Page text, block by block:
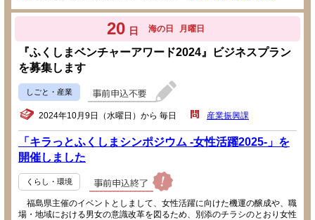
20 日 海の日 月曜日
『ふくしまベンチャーアワード2024』ビジネスプラン
を募集します
しごと・産業
2024年10月9日（水曜日）から 毎日 産業振興課
「キラっとふくしまシンポジウム -女性活躍2025-」を
開催しました
くらし・環境
福島県主催のイベントとしまして、女性活躍に向けた機運の醸成や、職
場・地域における男女の意識改革を図るため、別添のチラシのとおり女性